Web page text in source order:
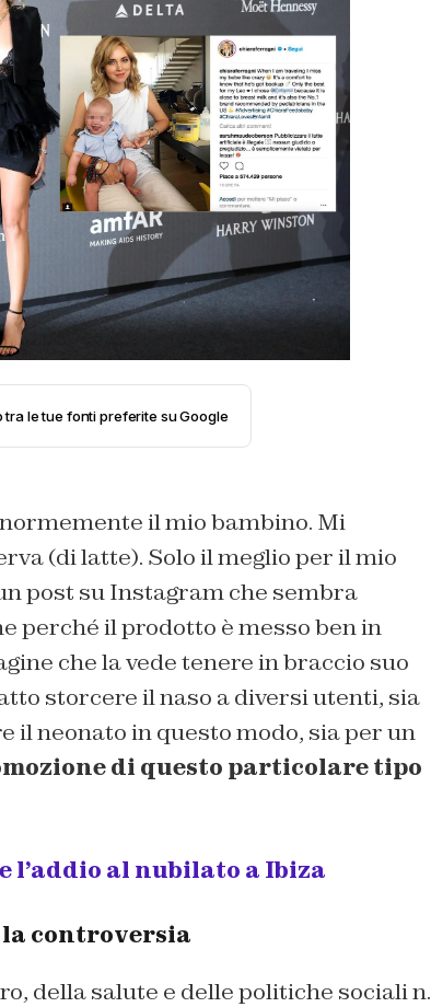
le tue fonti preferite su Google
il mio bambino. Mi
(di latte). Solo il meglio per il mio
post su Instagram che sembra
perché il prodotto è messo ben in
che la vede tenere in braccio suo
storcere il naso a diversi utenti, sia
il neonato in questo modo, sia per un
di questo particolare tipo
l’addio al nubilato a Ibiza
controversia
della salute e delle politiche sociali n.